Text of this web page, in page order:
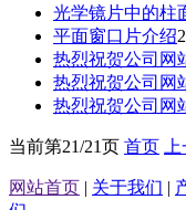
光学镜片中的柱
平面窗口片​介绍
热烈祝贺公司网
热烈祝贺公司网
热烈祝贺公司网
当前第21/21页 首页
网站首页 | 关于我们 |